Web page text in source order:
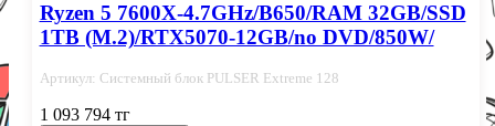
Ryzen 5 7600X-4.7GHz/B650/RAM 32GB/SSD
1TB (M.2)/RTX5070-12GB/no DVD/850W/
Артикул: Системный блок PULSER Extreme 128
1 093 794 тг